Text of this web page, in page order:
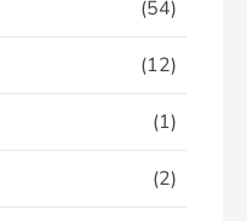
(54)
(12)
(1)
(2)